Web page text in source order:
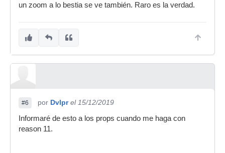
un zoom a lo bestia se ve también. Raro es la verdad.
#6 por Dvlpr el 15/12/2019
Informaré de esto a los props cuando me haga con
reason 11.